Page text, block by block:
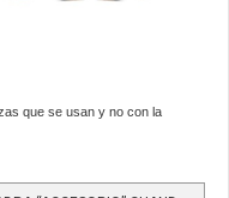
que se usan y no con la